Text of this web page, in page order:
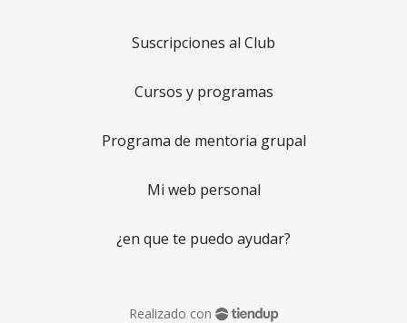
Suscripciones al Club
Cursos y programas
Programa de mentoria grupal
Mi web personal
¿en que te puedo ayudar?
Realizado con